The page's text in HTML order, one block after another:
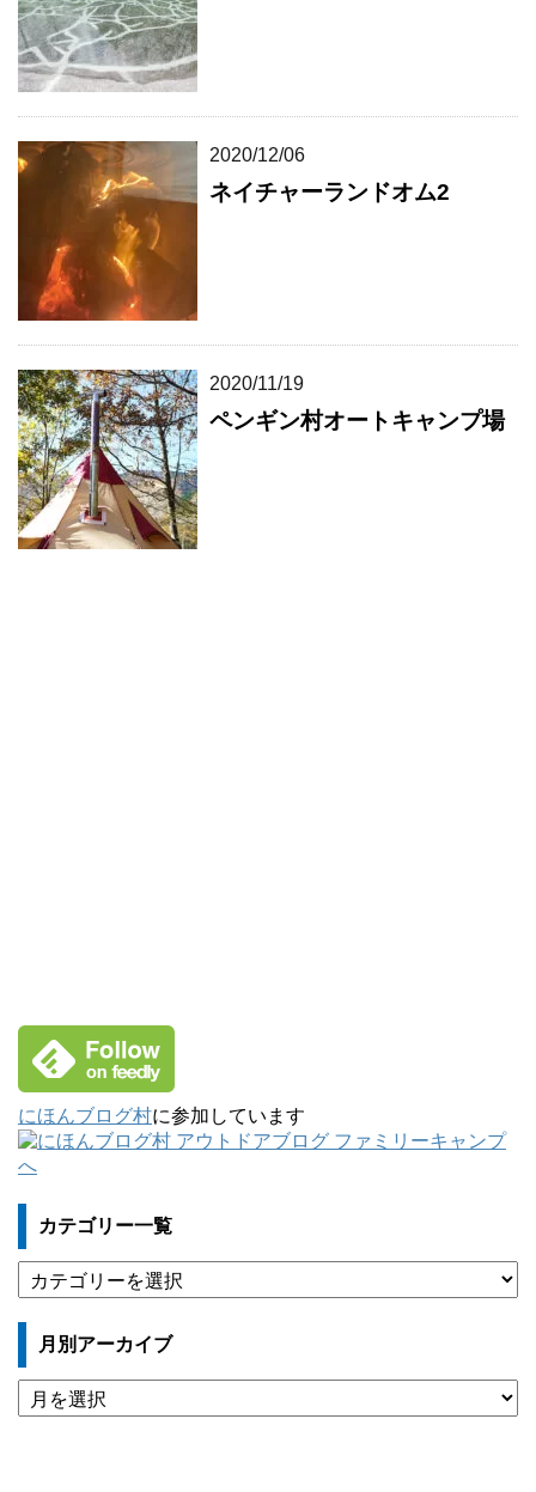
2020/12/06
ネイチャーランドオム2
2020/11/19
ペンギン村オートキャンプ場
にほんブログ村に参加しています
カテゴリー一覧
テ
ゴ
ー
一
覧
月別アーカイブ
月
別